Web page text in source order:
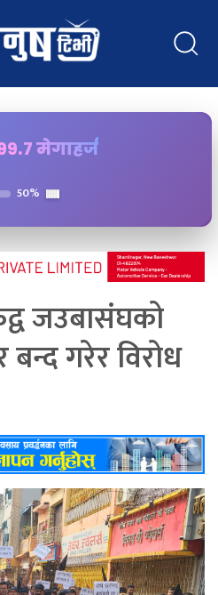
मेगाहर्ज
50%
जउबासंघको
गरेर विरोध